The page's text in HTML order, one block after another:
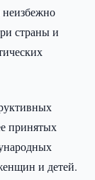
страны и
принятых
и детей.